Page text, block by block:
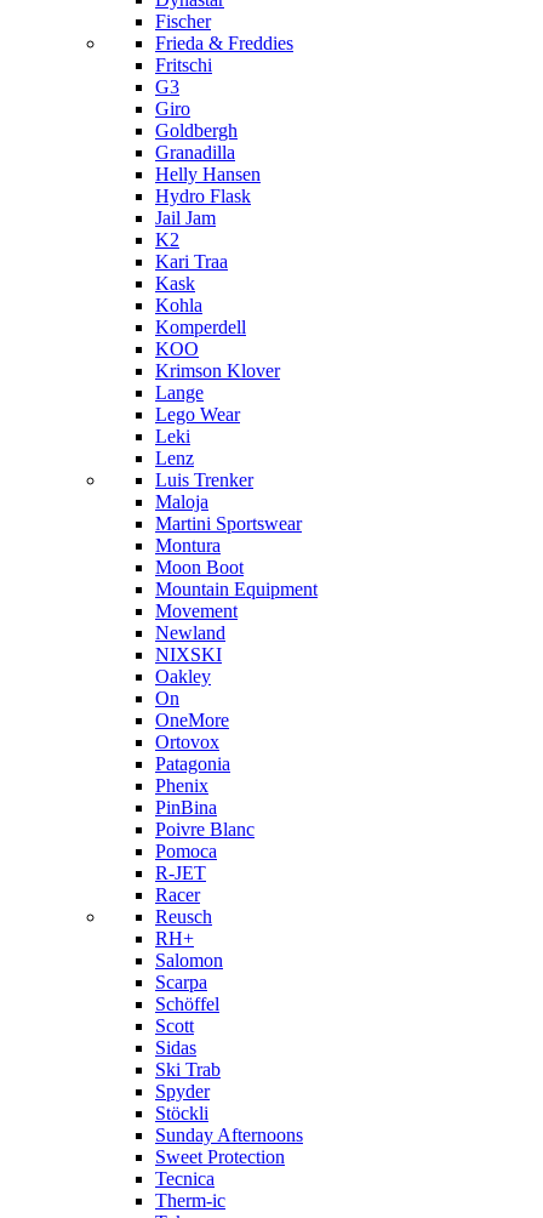
Fischer
Frieda & Freddies
Fritschi
G3
Giro
Goldbergh
Granadilla
Helly Hansen
Hydro Flask
Jail Jam
K2
Kari Traa
Kask
Kohla
Komperdell
KOO
Krimson Klover
Lange
Lego Wear
Leki
Lenz
Luis Trenker
Maloja
Martini Sportswear
Montura
Moon Boot
Mountain Equipment
Movement
Newland
NIXSKI
Oakley
On
OneMore
Ortovox
Patagonia
Phenix
PinBina
Poivre Blanc
Pomoca
R-JET
Racer
Reusch
RH+
Salomon
Scarpa
Schöffel
Scott
Sidas
Ski Trab
Spyder
Stöckli
Sunday Afternoons
Sweet Protection
Tecnica
Therm-ic